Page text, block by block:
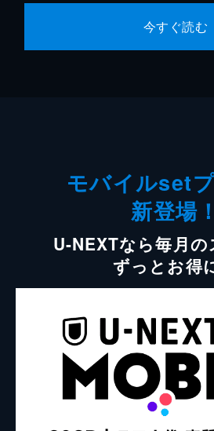
今すぐ読む
モバイルset
新登場！
U-NEXTなら毎月
ずっとお得